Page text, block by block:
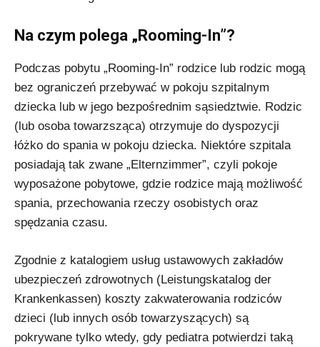
Na czym polega „Rooming-In”?
Podczas pobytu „Rooming-In” rodzice lub rodzic mogą
bez ograniczeń przebywać w pokoju szpitalnym
dziecka lub w jego bezpośrednim sąsiedztwie. Rodzic
(lub osoba towarzsząca) otrzymuje do dyspozycji
łóżko do spania w pokoju dziecka. Niektóre szpitala
posiadają tak zwane „Elternzimmer”, czyli pokoje
wyposażone pobytowe, gdzie rodzice mają możliwość
spania, przechowania rzeczy osobistych oraz
spędzania czasu.
Zgodnie z katalogiem usług ustawowych zakładów
ubezpieczeń zdrowotnych (Leistungskatalog der
Krankenkassen) koszty zakwaterowania rodziców
dzieci (lub innych osób towarzyszących) są
pokrywane tylko wtedy, gdy pediatra potwierdzi taką